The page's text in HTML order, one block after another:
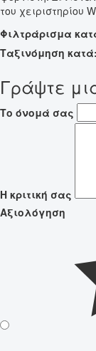
του χειριστηρίου
Φιλτράρισμα
Ταξινόμηση κατά:
Γράψτε
Το όνομά σας
Η κριτική σας
Αξιολόγηση